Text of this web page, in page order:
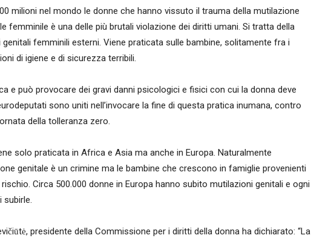
milioni nel mondo le donne che hanno vissuto il trauma della mutilazione
femminile è una delle più brutali violazione dei diritti umani. Si tratta della
femminili esterni. Viene praticata sulle bambine, solitamente fra i
di igiene e di sicurezza terribili.
e può provocare dei gravi danni psicologici e fisici con cui la donna deve
sono uniti nell’invocare la fine di questa pratica inumana, contro
della tolleranza zero.
solo praticata in Africa e Asia ma anche in Europa. Naturalmente
genitale è un crimine ma le bambine che crescono in famiglie provenienti
Circa 500.000 donne in Europa hanno subito mutilazioni genitali e ogni
subirle.
presidente della Commissione per i diritti della donna ha dichiarato: “La